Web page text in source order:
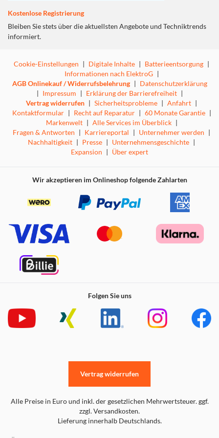
Kostenlose Registrierung
Bleiben Sie stets über die aktuellsten Angebote und Techniktrends
informiert.
Cookie-Einstellungen | Digitale Inhalte | Batterieentsorgung |
Informationen nach ElektroG |
AGB Onlinekauf / Widerrufsbelehrung | Datenschutzerklärung
| Impressum | Erklärung der Barrierefreiheit |
Vertrag widerrufen | Sicherheitsprobleme | Anfahrt |
Kontaktformular | Recht auf Reparatur | 60 Monate Garantie |
Markenwelt | Alle Services im Überblick |
Fragen & Antworten | Karriereportal | Unternehmer werden |
Nachhaltigkeit | Presse | Unternehmensgeschichte |
Expansion | Über expert
Wir akzeptieren im Onlineshop folgende Zahlarten
Folgen Sie uns
Alle Preise in Euro und inkl. der gesetzlichen Mehrwertsteuer. ggf.
zzgl. Versandkosten.
Lieferung innerhalb Deutschlands.
Vertrag widerrufen